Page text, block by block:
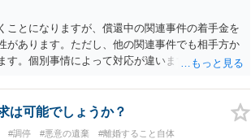
とになりますが、償還中の関連事件の着手金を
あります。ただし、他の関連事件でも相手方か
す。個別事情によって対応が違いますので、法テ
は可能でしょうか？
#調停 #悪意の遺棄 #離婚すること自体